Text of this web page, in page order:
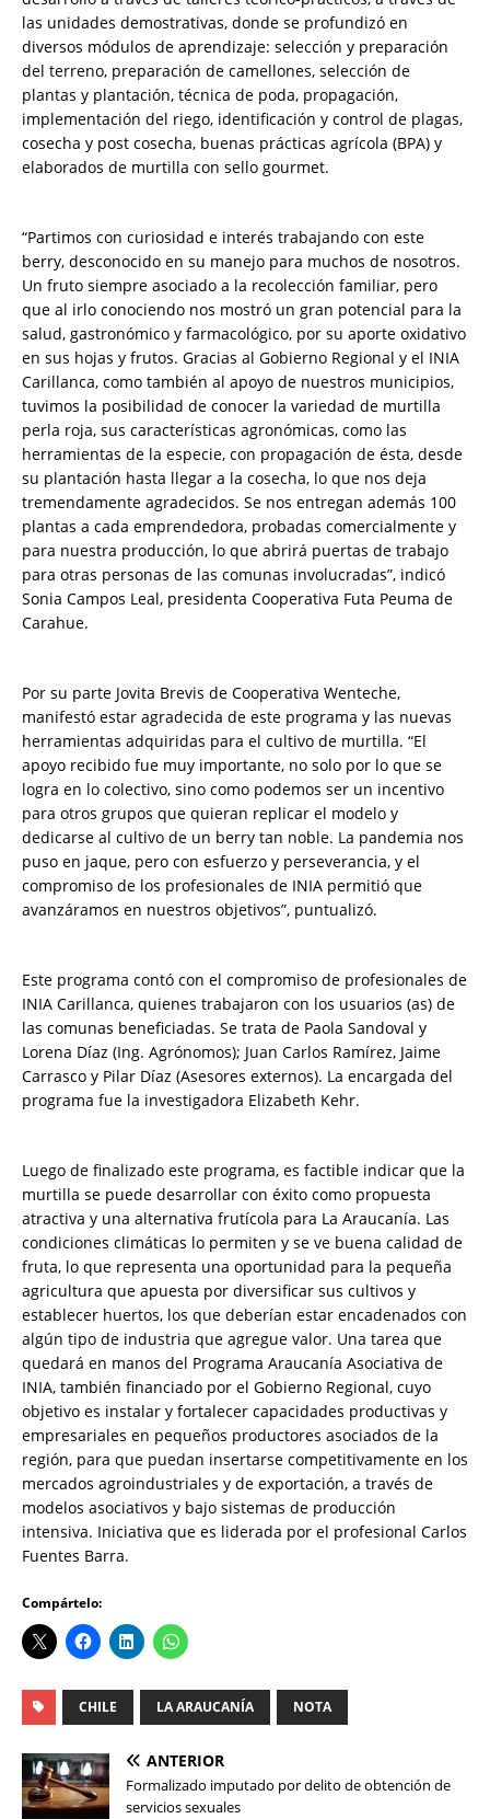
las unidades demostrativas, donde se profundizó en
diversos módulos de aprendizaje: selección y preparación
del terreno, preparación de camellones, selección de
plantas y plantación, técnica de poda, propagación,
implementación del riego, identificación y control de plagas,
cosecha y post cosecha, buenas prácticas agrícola (BPA) y
elaborados de murtilla con sello gourmet.
“Partimos con curiosidad e interés trabajando con este
berry, desconocido en su manejo para muchos de nosotros.
Un fruto siempre asociado a la recolección familiar, pero
que al irlo conociendo nos mostró un gran potencial para la
salud, gastronómico y farmacológico, por su aporte oxidativo
en sus hojas y frutos. Gracias al Gobierno Regional y el INIA
Carillanca, como también al apoyo de nuestros municipios,
tuvimos la posibilidad de conocer la variedad de murtilla
perla roja, sus características agronómicas, como las
herramientas de la especie, con propagación de ésta, desde
su plantación hasta llegar a la cosecha, lo que nos deja
tremendamente agradecidos. Se nos entregan además 100
plantas a cada emprendedora, probadas comercialmente y
para nuestra producción, lo que abrirá puertas de trabajo
para otras personas de las comunas involucradas”, indicó
Sonia Campos Leal, presidenta Cooperativa Futa Peuma de
Carahue.
Por su parte Jovita Brevis de Cooperativa Wenteche,
manifestó estar agradecida de este programa y las nuevas
herramientas adquiridas para el cultivo de murtilla. “El
apoyo recibido fue muy importante, no solo por lo que se
logra en lo colectivo, sino como podemos ser un incentivo
para otros grupos que quieran replicar el modelo y
dedicarse al cultivo de un berry tan noble. La pandemia nos
puso en jaque, pero con esfuerzo y perseverancia, y el
compromiso de los profesionales de INIA permitió que
avanzáramos en nuestros objetivos”, puntualizó.
Este programa contó con el compromiso de profesionales de
INIA Carillanca, quienes trabajaron con los usuarios (as) de
las comunas beneficiadas. Se trata de Paola Sandoval y
Lorena Díaz (Ing. Agrónomos); Juan Carlos Ramírez, Jaime
Carrasco y Pilar Díaz (Asesores externos). La encargada del
programa fue la investigadora Elizabeth Kehr.
Luego de finalizado este programa, es factible indicar que la
murtilla se puede desarrollar con éxito como propuesta
atractiva y una alternativa frutícola para La Araucanía. Las
condiciones climáticas lo permiten y se ve buena calidad de
fruta, lo que representa una oportunidad para la pequeña
agricultura que apuesta por diversificar sus cultivos y
establecer huertos, los que deberían estar encadenados con
algún tipo de industria que agregue valor. Una tarea que
quedará en manos del Programa Araucanía Asociativa de
INIA, también financiado por el Gobierno Regional, cuyo
objetivo es instalar y fortalecer capacidades productivas y
empresariales en pequeños productores asociados de la
región, para que puedan insertarse competitivamente en los
mercados agroindustriales y de exportación, a través de
modelos asociativos y bajo sistemas de producción
intensiva. Iniciativa que es liderada por el profesional Carlos
Fuentes Barra.
Compártelo:
CHILE LA ARAUCANÍA NOTA
ANTERIOR
Formalizado imputado por delito de obtención de
servicios sexuales